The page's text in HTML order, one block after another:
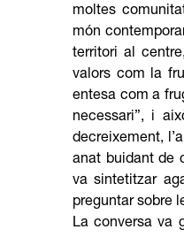
moltes
món
territori al
valors com la
entesa com a
necessari”, i
decreixement,
anat buidant de
va sintetitzar
preguntar sobre
La conversa va